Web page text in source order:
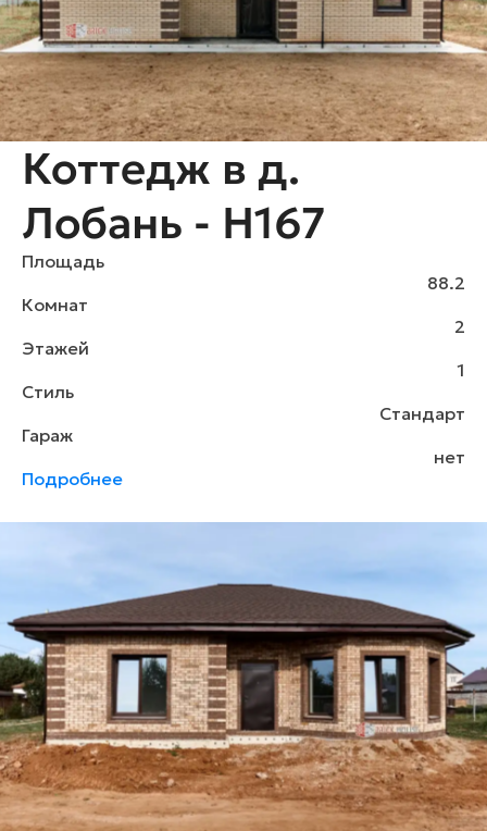
Коттедж в д.
Лобань - H167
Площадь
88.2
Комнат
2
Этажей
1
Стиль
Стандарт
Гараж
нет
Подробнее